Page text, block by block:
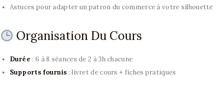
Astuces pour adapter un patron du commerce à votre silhouette
Organisation Du Cours
Durée : 6 à 8 séances de 2 à 3h chacune
Supports fournis : livret de cours + fiches pratiques